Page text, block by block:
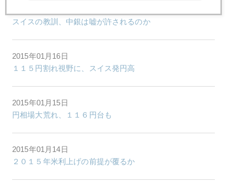
スイスの教訓、中銀は嘘が許されるのか
2015年01月16日
１１５円割れ視野に、スイス発円高
2015年01月15日
円相場大荒れ、１１６円台も
2015年01月14日
２０１５年米利上げの前提が覆るか